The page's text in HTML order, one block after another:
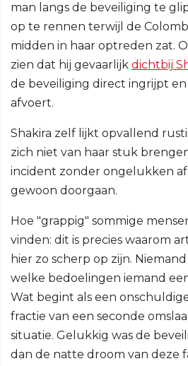
man langs de beveiliging te
op te rennen terwijl de
midden in haar optreden zat.
zien dat hij gevaarlijk dichtbij
de beveiliging direct ingrijpt
afvoert.
Shakira zelf lijkt opvallend
zich niet van haar stuk
incident zonder ongelukken
gewoon doorgaan.
Hoe "grappig" sommige
vinden: dit is precies waarom
hier zo scherp op zijn.
welke bedoelingen iemand
Wat begint als een
fractie van een seconde
situatie. Gelukkig was de
dan de natte droom van deze